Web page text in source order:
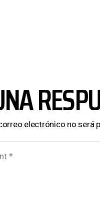
electrónico no será